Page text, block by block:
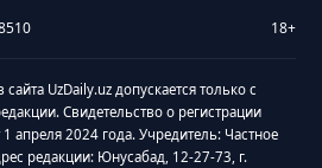
18+
UzDaily.uz допускается только с
Свидетельство о регистрации
апреля 2024 года. Учредитель: Частное
редакции: Юнусабад, 12-27-73, г.